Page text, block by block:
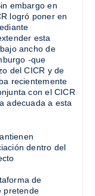
embargo en
logró poner en
esta
ancho de
-que
del CICR y de
recientemente
con el CICR
adecuada a esta
dentro del
de
pretende